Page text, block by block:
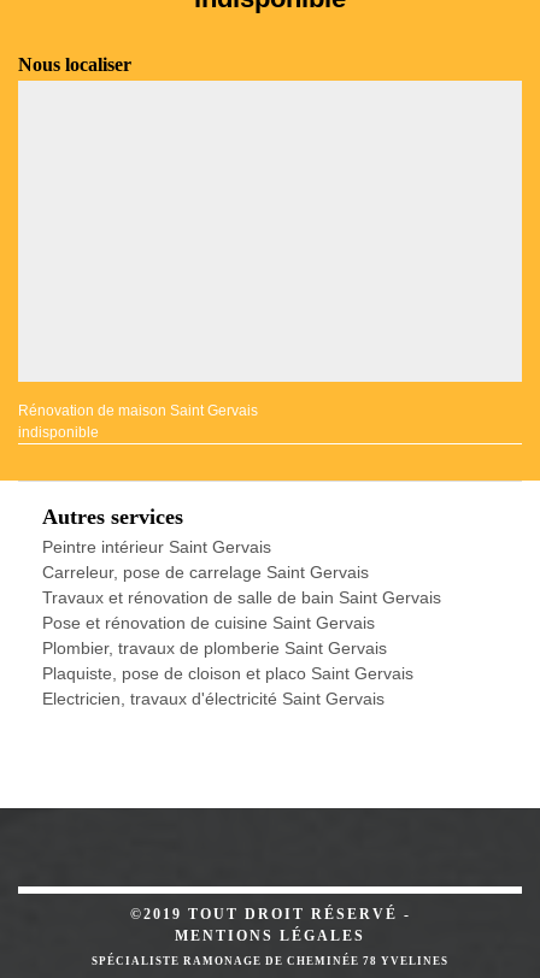
Nous localiser
Rénovation de maison Saint Gervais
indisponible
Autres services
Peintre intérieur Saint Gervais
Carreleur, pose de carrelage Saint Gervais
Travaux et rénovation de salle de bain Saint Gervais
Pose et rénovation de cuisine Saint Gervais
Plombier, travaux de plomberie Saint Gervais
Plaquiste, pose de cloison et placo Saint Gervais
Electricien, travaux d'électricité Saint Gervais
©2019 TOUT DROIT RÉSERVÉ -
MENTIONS LÉGALES
SPÉCIALISTE RAMONAGE DE CHEMINÉE 78 YVELINES